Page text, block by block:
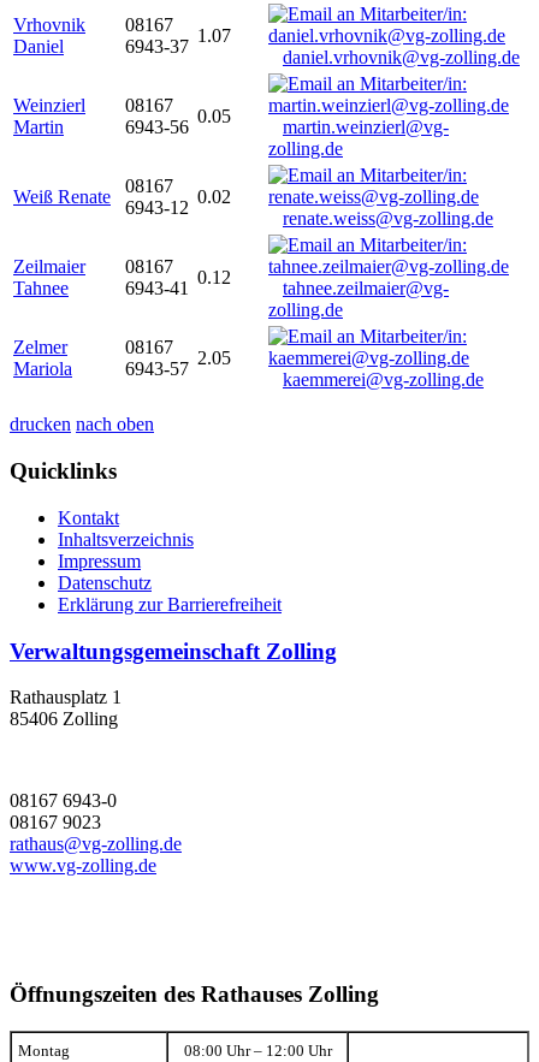
Vrhovnik
Daniel
08167
6943-37
1.07
daniel.vrhovnik@vg-zolling.de
Weinzierl
Martin
08167
6943-56
0.05
martin.weinzierl@vg-
zolling.de
Weiß Renate
08167
6943-12
0.02
renate.weiss@vg-zolling.de
Zeilmaier
Tahnee
08167
6943-41
0.12
tahnee.zeilmaier@vg-
zolling.de
Zelmer
Mariola
08167
6943-57
2.05
kaemmerei@vg-zolling.de
drucken nach oben
Quicklinks
Kontakt
Inhaltsverzeichnis
Impressum
Datenschutz
Erklärung zur Barrierefreiheit
Verwaltungsgemeinschaft Zolling
Rathausplatz 1
85406 Zolling
08167 6943-0
08167 9023
rathaus@vg-zolling.de
www.vg-zolling.de
Öffnungszeiten des Rathauses Zolling
Montag 08:00 Uhr – 12:00 Uhr